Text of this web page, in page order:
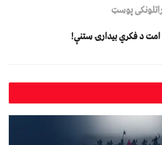
پوسټ
امت د فکري بيدارۍ ستنې!